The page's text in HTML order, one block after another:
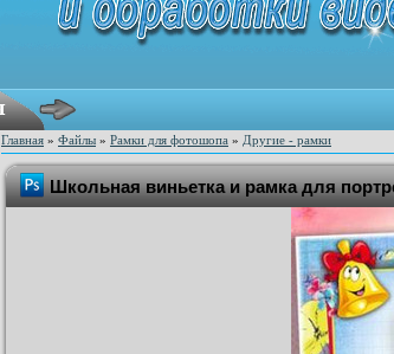
Главная » Файлы » Рамки для фотошопа » Другие - рамки
Школьная виньетка и рамка для